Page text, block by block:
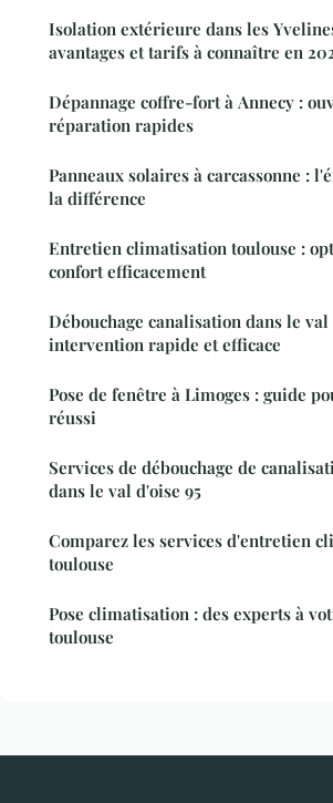
Isolation extérieure dans les
avantages et tarifs à connaître en
Dépannage coffre-fort à Annecy :
réparation rapides
Panneaux solaires à carcassonne :
la différence
Entretien climatisation toulouse :
confort efficacement
Débouchage canalisation dans le val
intervention rapide et efficace
Pose de fenêtre à Limoges : guide
réussi
Services de débouchage de
dans le val d'oise 95
Comparez les services d'entretien
toulouse
Pose climatisation : des experts à
toulouse